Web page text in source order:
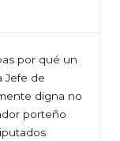
por qué un
Jefe de
digna no
porteño